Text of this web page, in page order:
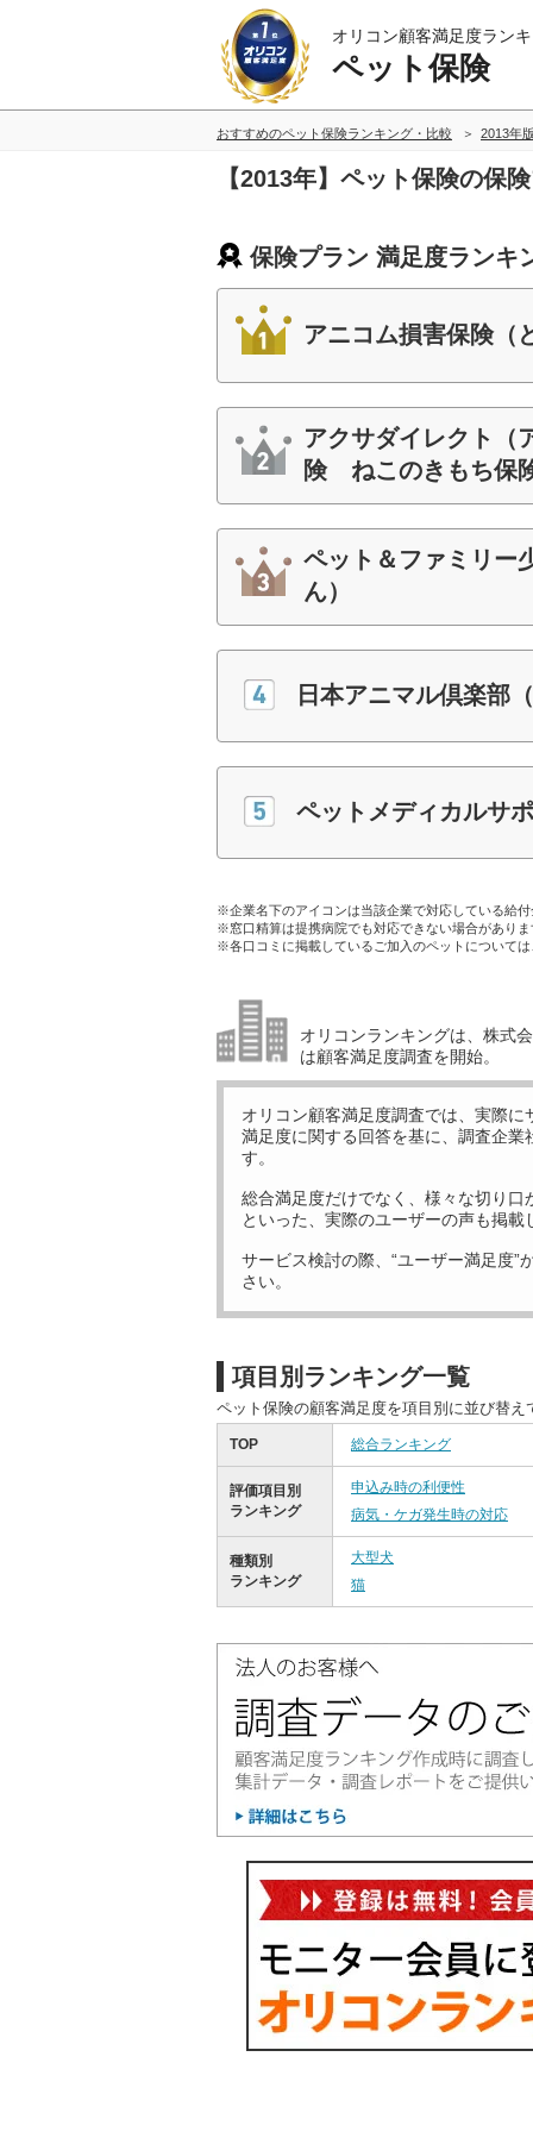
オリコン顧客満足度ラン
ペット保険
おすすめのペット保険ランキング・比較 2013年
【2013年】ペット保険の保
保険プラン 満足度ランキ
アニコム損害保険（
アクサダイレクト
険 ねこのきもち保
ペット＆ファミリー
ん）
日本アニマル倶楽部
ペットメディカルサ
※企業名下のアイコンは当該企業で対応している給
※窓口精算は提携病院でも対応できない場合がありま
※各口コミに掲載しているご加入のペットについて
オリコンランキングは、株式
は顧客満足度調査を開始。
オリコン顧客満足度調査では、実際に
満足度に関する回答を基に、調査企業
す。
総合満足度だけでなく、様々な切り口
といった、実際のユーザーの声も掲載
サービス検討の際、“ユーザー満足度”
さい。
項目別ランキング一覧
ペット保険の顧客満足度を項目別に並び替
TOP 総合ランキング
評価項目別
ランキング
申込み時の利便性
病気・ケガ発生時の対応
種類別
ランキング
大型犬
猫